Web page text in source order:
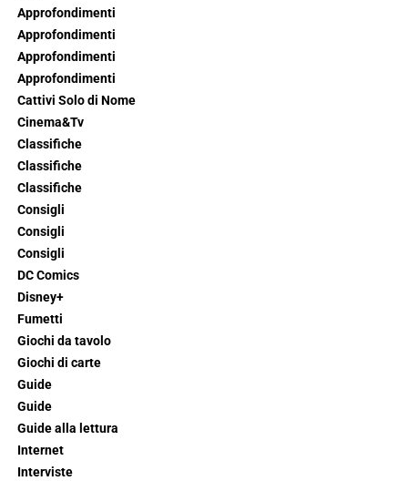
Approfondimenti
Approfondimenti
Approfondimenti
Approfondimenti
Cattivi Solo di Nome
Cinema&Tv
Classifiche
Classifiche
Classifiche
Consigli
Consigli
Consigli
DC Comics
Disney+
Fumetti
Giochi da tavolo
Giochi di carte
Guide
Guide
Guide alla lettura
Internet
Interviste